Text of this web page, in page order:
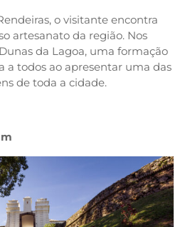
o visitante encontra
artesanato da região. Nos
da Lagoa, uma formação
a todos ao apresentar uma das
de toda a cidade.